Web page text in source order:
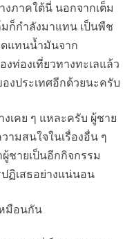
ภาคใต้นี่ นอกจากเต็ม
ก็กำลังมาแทน เป็นพืช
ดแทนน้ำมันจาก
ท่องเที่ยวทางทะเลแล้ว
งประเทศอีกด้วยนะครับ
งเคย ๆ แหละครับ ผู้ชาย
ามสนใจในเรื่องอื่น ๆ
ชายเป็นอีกกิจกรรม
ฏิเสธอย่างแน่นอน
มือนกัน